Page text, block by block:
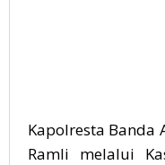
Kapolresta Banda
Ramli melalui